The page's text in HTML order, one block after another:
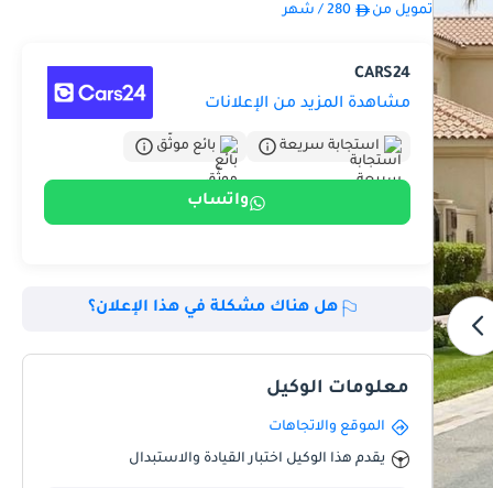
تمويل من 280 / شهر
CARS24
مشاهدة المزيد من الإعلانات
استجابة سريعة بائع موثّق
واتساب
هل هناك مشكلة في هذا الإعلان؟
معلومات الوكيل
الموقع والاتجاهات
يقدم هذا الوكيل اختبار القيادة والاستبدال